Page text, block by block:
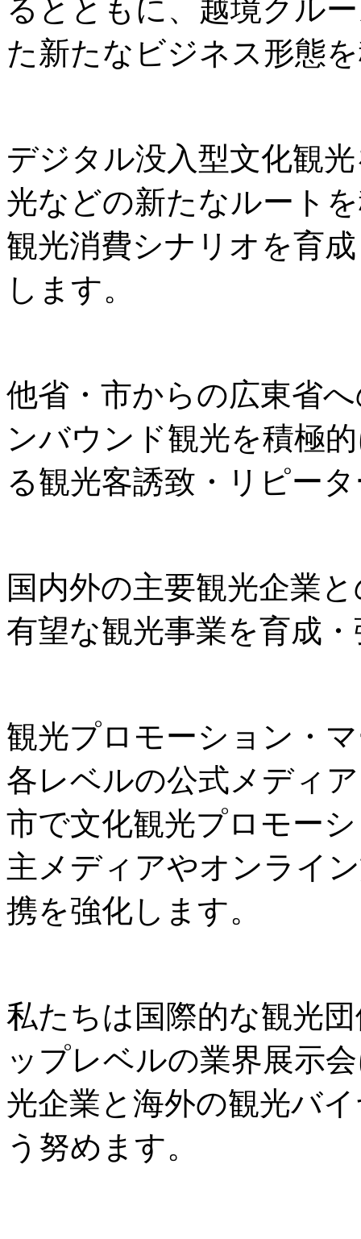
るとともに、越境クル
た新たなビジネス形態
デジタル没入型文化観
光などの新たなルート
観光消費シナリオを育
します。
他省・市からの広東省
ンバウンド観光を積極
る観光客誘致・リピー
国内外の主要観光企業
有望な観光事業を育成
観光プロモーション・
各レベルの公式メディ
市で文化観光プロモー
主メディアやオンライ
携を強化します。
私たちは国際的な観光
ップレベルの業界展示
光企業と海外の観光バ
う努めます。